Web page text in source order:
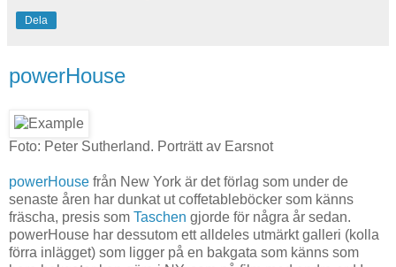
Dela
powerHouse
Foto: Peter Sutherland. Porträtt av Earsnot
powerHouse från New York är det förlag som under de
senaste åren har dunkat ut coffetableböcker som känns
fräscha, presis som Taschen gjorde för några år sedan.
powerHouse har dessutom ett alldeles utmärkt galleri (kolla
förra inlägget) som ligger på en bakgata som känns som